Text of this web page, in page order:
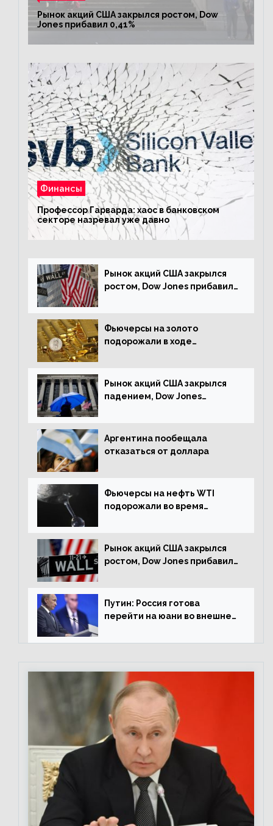
Рынок акций США закрылся ростом, Dow
Jones прибавил 0,41%
Финансы
Профессор Гарварда: хаос в банковском
секторе назревал уже давно
Рынок акций США закрылся
ростом, Dow Jones прибавил
Фьючерсы на золото
подорожали в ходе
Рынок акций США закрылся
падением, Dow Jones
Аргентина пообещала
отказаться от доллара
Фьючерсы на нефть WTI
подорожали во время
Рынок акций США закрылся
ростом, Dow Jones прибавил
Путин: Россия готова
перейти на юани во внешней